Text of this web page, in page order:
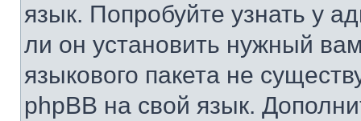
язык. Попробуйте узнать у
ли он установить нужный
языкового пакета не
phpBB на свой язык.